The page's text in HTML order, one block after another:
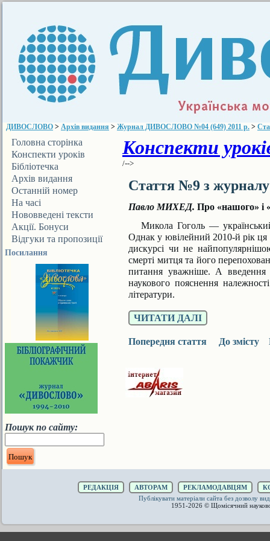
ДИВОСЛОВО > Архів видання > Журнал ДИВОСЛОВО №04 (649) 2011 р. >
Головна сторінка
Конспекти уроків
Бібліотечка
ДИВОСЛОВА
Архів видання
Останній номер
На часі
Нововведені тексти
Акції. Бонуси
Відгуки та пропозиції
Посилання
Пошук по сайту:
Конспекти
/-->
Стаття №9 з
Павло МИХЕД. Про «нашого» і
Микола Гоголь —
Однак у ювілейний 2010-й рік ця
дискурсі чи не
смерті митця та його
питання уважніше. А введення
наукового пояснення
літератури.
ЧИТАТИ ДАЛІ
Попередня стаття До змісту
РЕДАКЦІЯ АВТОРАМ РЕКЛАМОДАВЦЯМ
Публікувати матеріали сайта без дозволу
1951-2026 © Щомісячний